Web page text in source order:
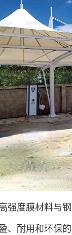
强度膜材料与
、耐用和环保的